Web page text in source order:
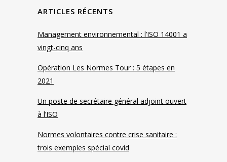
ARTICLES RÉCENTS
Management environnemental : l’ISO 14001 a
vingt-cinq ans
Opération Les Normes Tour : 5 étapes en
2021
Un poste de secrétaire général adjoint ouvert
à l’ISO
Normes volontaires contre crise sanitaire :
trois exemples spécial covid